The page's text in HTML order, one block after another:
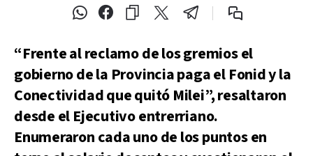
“Frente al reclamo de los gremios el
gobierno de la Provincia paga el Fonid y la
Conectividad que quitó Milei”, resaltaron
desde el Ejecutivo entrerriano.
Enumeraron cada uno de los puntos en